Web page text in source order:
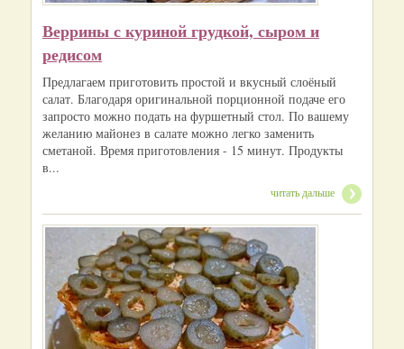
Веррины с куриной грудкой, сыром и
редисом
Предлагаем приготовить простой и вкусный слоёный
салат. Благодаря оригинальной порционной подаче его
запросто можно подать на фуршетный стол. По вашему
желанию майонез в салате можно легко заменить
сметаной. Время приготовления - 15 минут. Продукты
в...
читать дальше